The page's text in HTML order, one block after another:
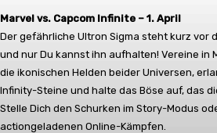
Marvel vs. Capcom Infinite – 1. April
Der gefährliche Ultron Sigma steht kurz vor
und nur Du kannst ihn aufhalten! Vereine in
die ikonischen Helden beider Universen,
Infinity-Steine und halte das Böse auf, das
Stelle Dich den Schurken im Story-Modus
actiongeladenen Online-Kämpfen.